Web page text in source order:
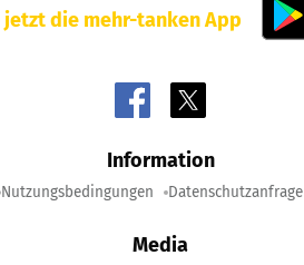
jetzt die mehr-tanken App
Information
Nutzungsbedingungen Datenschutzanfrage
Media